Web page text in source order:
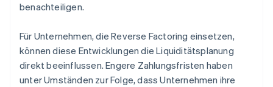
benachteiligen.
Für Unternehmen, die Reverse Factoring einsetzen,
können diese Entwicklungen die Liquiditätsplanung
direkt beeinflussen. Engere Zahlungsfristen haben
unter Umständen zur Folge, dass Unternehmen ihre